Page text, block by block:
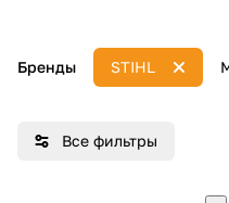
Бренды STIHL
Все фильтры
в корзину
25% картой